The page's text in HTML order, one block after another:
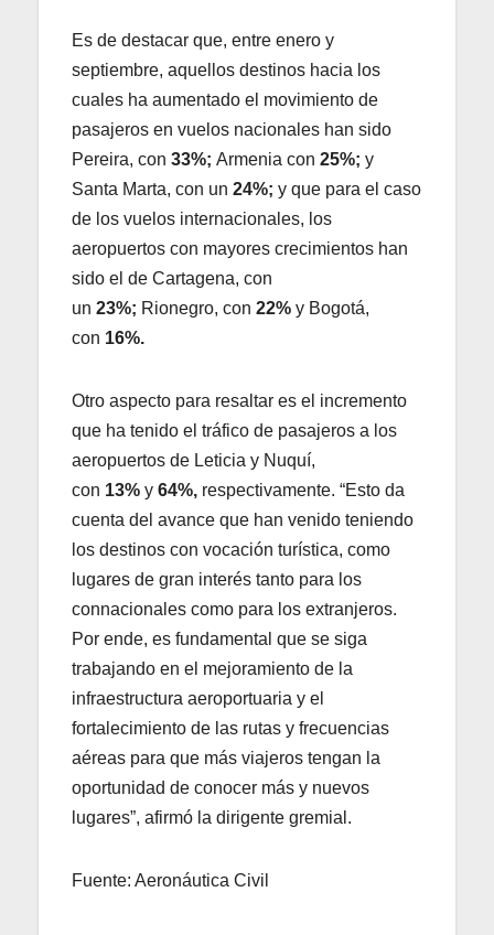
Es de destacar que, entre enero y
septiembre, aquellos destinos hacia los
cuales ha aumentado el movimiento de
pasajeros en vuelos nacionales han sido
Pereira, con 33%; Armenia con 25%; y
Santa Marta, con un 24%; y que para el caso
de los vuelos internacionales, los
aeropuertos con mayores crecimientos han
sido el de Cartagena, con
un 23%; Rionegro, con 22% y Bogotá,
con 16%.
Otro aspecto para resaltar es el incremento
que ha tenido el tráfico de pasajeros a los
aeropuertos de Leticia y Nuquí,
con 13% y 64%, respectivamente. “Esto da
cuenta del avance que han venido teniendo
los destinos con vocación turística, como
lugares de gran interés tanto para los
connacionales como para los extranjeros.
Por ende, es fundamental que se siga
trabajando en el mejoramiento de la
infraestructura aeroportuaria y el
fortalecimiento de las rutas y frecuencias
aéreas para que más viajeros tengan la
oportunidad de conocer más y nuevos
lugares”, afirmó la dirigente gremial.
Fuente: Aeronáutica Civil